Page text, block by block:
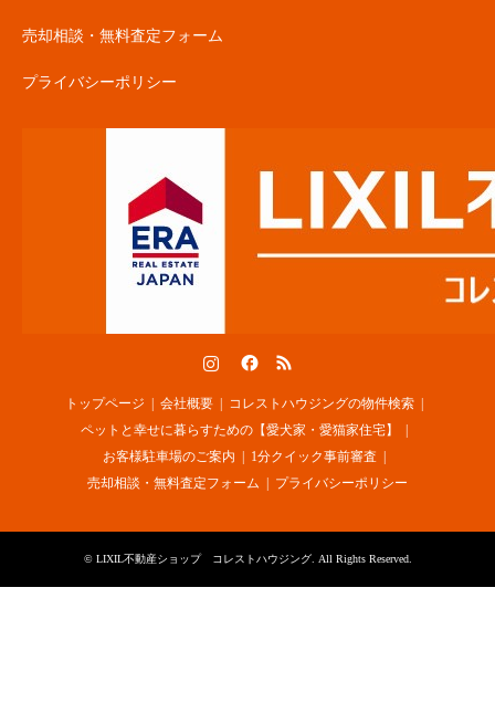
売却相談・無料査定フォーム
プライバシーポリシー
トップページ 会社概要
コレストハウジングの物件検索
ペットと幸せに暮らすための【愛犬家・愛猫家住宅】
お客様駐車場のご案内
1分クイック事前審査
売却相談・無料査定フォーム
プライバシーポリシー
© LIXIL不動産ショップ コレストハウジング. All Rights Reserved.